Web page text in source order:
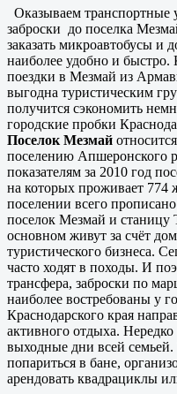
Оказываем транспортные
заброски до поселка
заказать микроавтобусы и
наиболее удобно и быстро.
поездки в Мезмай из
выгодна туристическим
получится сэкономить
городские пробки
Поселок Мезмай
поселению Апшеронского
показателям за 2010 год
на которых проживает 774
поселении всего
поселок Мезмай и станицу
основном живут за счёт
туристического бизнеса.
часто ходят в походы. И
трансфера, заброски по
наиболее востребованы у
Краснодарского края
активного отдыха.
выходные дни всей семьей.
попариться в бане,
арендовать квадрациклы